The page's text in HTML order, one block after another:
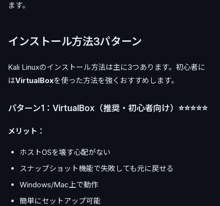
ます。
インストール方法3パターン
Kali Linuxのインストール方法は主に3つあります。初心者に
はVirtualBoxを使った方法を強くおすすめします。
パターン1：VirtualBox（推奨・初心者向け）⭐⭐⭐⭐⭐
メリット：
ホストOSを壊す心配がない
スナップショット機能で失敗しても元に戻せる
Windows/Mac上で動作
簡単にセットアップ可能